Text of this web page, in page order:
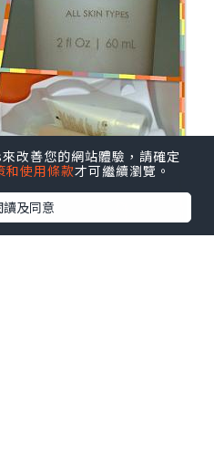
改善您的網站體驗，請確定
和使用條款才可繼續瀏覽。
及同意